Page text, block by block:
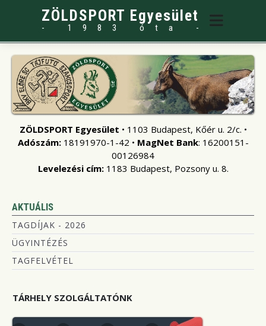
ZÖLDSPORT Egyesület
- 1983 óta -
ZÖLDSPORT Egyesület • 1103 Budapest, Kőér u. 2/c. •
Adószám:18191970-1-42 • MagNet Bank: 16200151-
00126984
Levelezési cím:1183 Budapest, Pozsony u. 8.
AKTUÁLIS
TAGDÍJAK - 2026
ÜGYINTÉZÉS
TAGFELVÉTEL
TÁRHELY SZOLGÁLTATÓNK